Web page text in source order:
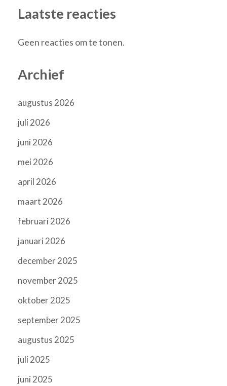
Laatste reacties
Geen reacties om te tonen.
Archief
augustus 2026
juli 2026
juni 2026
mei 2026
april 2026
maart 2026
februari 2026
januari 2026
december 2025
november 2025
oktober 2025
september 2025
augustus 2025
juli 2025
juni 2025